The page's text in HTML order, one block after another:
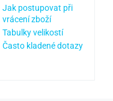
Jak postupovat při
vrácení zboží
Tabulky velikostí
Často kladené dotazy